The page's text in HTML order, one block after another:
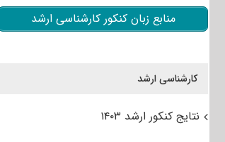
منابع زبان کنکور کارشناسی ارشد
کارشناسی ارشد
نتایج کنکور ارشد ۱۴۰۳